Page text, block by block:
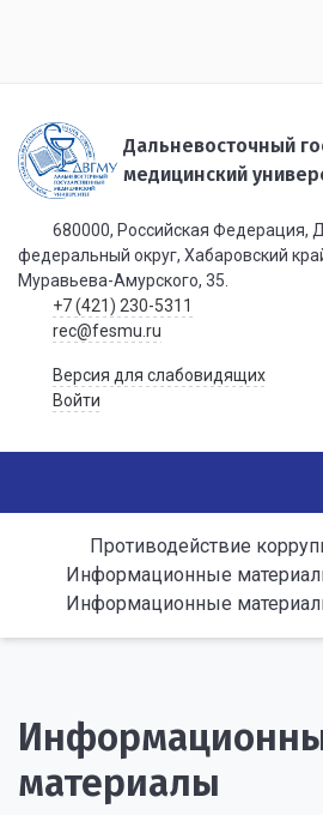
Дальневосточный
медицинский
680000, Российская Федерация,
федеральный округ, Хабаровский
Муравьева-Амурского, 35.
+7 (421) 230-5311
rec@fesmu.ru
Версия для слабовидящих
Войти
Противодействие
Информационные
Информационные
материалы